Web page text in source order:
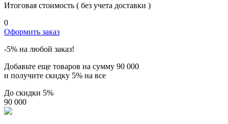
Итоговая стоимость ( без учета доставки )
0
Оформить заказ
-5% на любой заказ!
Добавьте еще товаров на сумму 90 000
и получите скидку 5% на все
До скидки 5%
90 000